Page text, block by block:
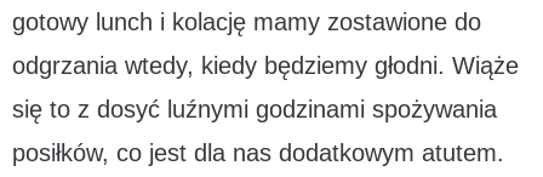
gotowy lunch i kolację mamy zostawione do
odgrzania wtedy, kiedy będziemy głodni. Wiąże
się to z dosyć luźnymi godzinami spożywania
posiłków, co jest dla nas dodatkowym atutem.